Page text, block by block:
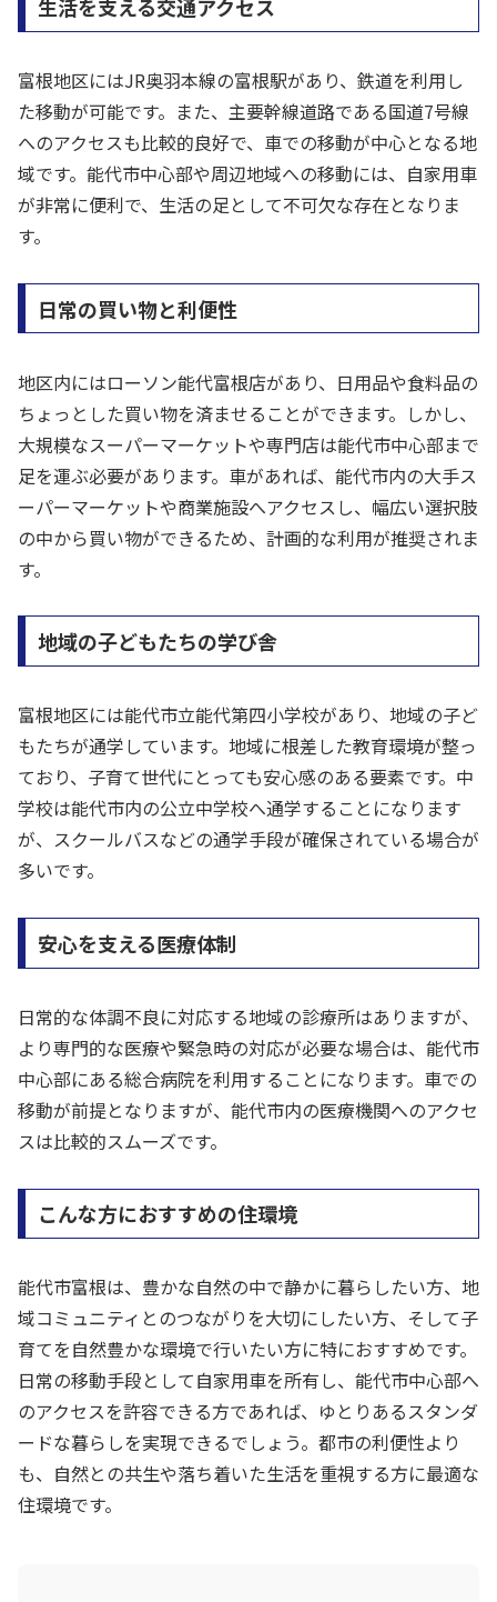
生活を支える交通アクセス
富根地区にはJR奥羽本線の富根駅があり、鉄道を利用し
た移動が可能です。また、主要幹線道路である国道7号線
へのアクセスも比較的良好で、車での移動が中心となる地
域です。能代市中心部や周辺地域への移動には、自家用車
が非常に便利で、生活の足として不可欠な存在となりま
す。
日常の買い物と利便性
地区内にはローソン能代富根店があり、日用品や食料品の
ちょっとした買い物を済ませることができます。しかし、
大規模なスーパーマーケットや専門店は能代市中心部まで
足を運ぶ必要があります。車があれば、能代市内の大手ス
ーパーマーケットや商業施設へアクセスし、幅広い選択肢
の中から買い物ができるため、計画的な利用が推奨されま
す。
地域の子どもたちの学び舎
富根地区には能代市立能代第四小学校があり、地域の子ど
もたちが通学しています。地域に根差した教育環境が整っ
ており、子育て世代にとっても安心感のある要素です。中
学校は能代市内の公立中学校へ通学することになります
が、スクールバスなどの通学手段が確保されている場合が
多いです。
安心を支える医療体制
日常的な体調不良に対応する地域の診療所はありますが、
より専門的な医療や緊急時の対応が必要な場合は、能代市
中心部にある総合病院を利用することになります。車での
移動が前提となりますが、能代市内の医療機関へのアクセ
スは比較的スムーズです。
こんな方におすすめの住環境
能代市富根は、豊かな自然の中で静かに暮らしたい方、地
域コミュニティとのつながりを大切にしたい方、そして子
育てを自然豊かな環境で行いたい方に特におすすめです。
日常の移動手段として自家用車を所有し、能代市中心部へ
のアクセスを許容できる方であれば、ゆとりあるスタンダ
ードな暮らしを実現できるでしょう。都市の利便性より
も、自然との共生や落ち着いた生活を重視する方に最適な
住環境です。